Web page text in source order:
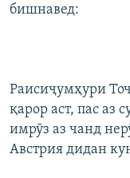
бишнавед:
Раисиҷумҳури
қарор аст, пас аз
имрӯз аз чанд
Австрия дидан